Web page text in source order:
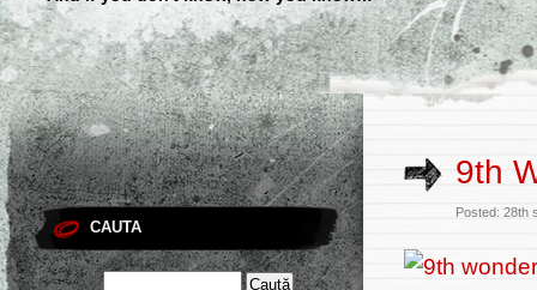
CAUTA
9th
Posted: 28th